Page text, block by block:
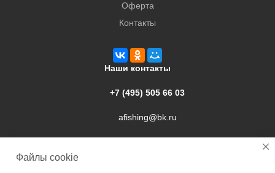
Оферта
Контакты
Наши контакты
+7 (495) 505 66 03
afishing@bk.ru
Файлы cookie